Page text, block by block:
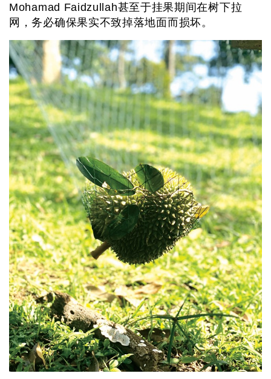
Mohamad Faidzullah甚至于挂果期间在树下拉
网，务必确保果实不致掉落地面而损坏。